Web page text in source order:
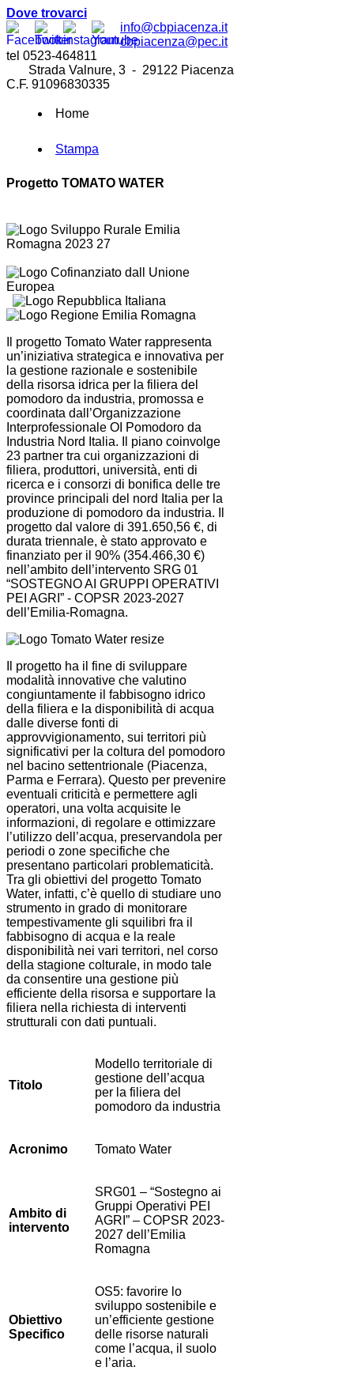
Dove trovarci
info@cbpiacenza.it
cbpiacenza@pec.it
tel 0523-464811
Strada Valnure, 3 - 29122 Piacenza
C.F. 91096830335
Home
Stampa
Progetto TOMATO WATER
Il progetto Tomato Water rappresenta
un’iniziativa strategica e innovativa per
la gestione razionale e sostenibile
della risorsa idrica per la filiera del
pomodoro da industria, promossa e
coordinata dall’Organizzazione
Interprofessionale OI Pomodoro da
Industria Nord Italia. Il piano coinvolge
23 partner tra cui organizzazioni di
filiera, produttori, università, enti di
ricerca e i consorzi di bonifica delle tre
province principali del nord Italia per la
produzione di pomodoro da industria. Il
progetto dal valore di 391.650,56 €, di
durata triennale, è stato approvato e
finanziato per il 90% (354.466,30 €)
nell’ambito dell’intervento SRG 01
“SOSTEGNO AI GRUPPI OPERATIVI
PEI AGRI” - COPSR 2023-2027
dell’Emilia-Romagna.
Il progetto ha il fine di sviluppare
modalità innovative che valutino
congiuntamente il fabbisogno idrico
della filiera e la disponibilità di acqua
dalle diverse fonti di
approvvigionamento, sui territori più
significativi per la coltura del pomodoro
nel bacino settentrionale (Piacenza,
Parma e Ferrara). Questo per prevenire
eventuali criticità e permettere agli
operatori, una volta acquisite le
informazioni, di regolare e ottimizzare
l’utilizzo dell’acqua, preservandola per
periodi o zone specifiche che
presentano particolari problematicità.
Tra gli obiettivi del progetto Tomato
Water, infatti, c’è quello di studiare uno
strumento in grado di monitorare
tempestivamente gli squilibri fra il
fabbisogno di acqua e la reale
disponibilità nei vari territori, nel corso
della stagione colturale, in modo tale
da consentire una gestione più
efficiente della risorsa e supportare la
filiera nella richiesta di interventi
strutturali con dati puntuali.
Titolo
Modello territoriale di
gestione dell’acqua
per la filiera del
pomodoro da industria
Acronimo Tomato Water
Ambito di
intervento
SRG01 – “Sostegno ai
Gruppi Operativi PEI
AGRI” – COPSR 2023-
2027 dell’Emilia
Romagna
Obiettivo
Specifico
OS5: favorire lo
sviluppo sostenibile e
un’efficiente gestione
delle risorse naturali
come l’acqua, il suolo
e l’aria.